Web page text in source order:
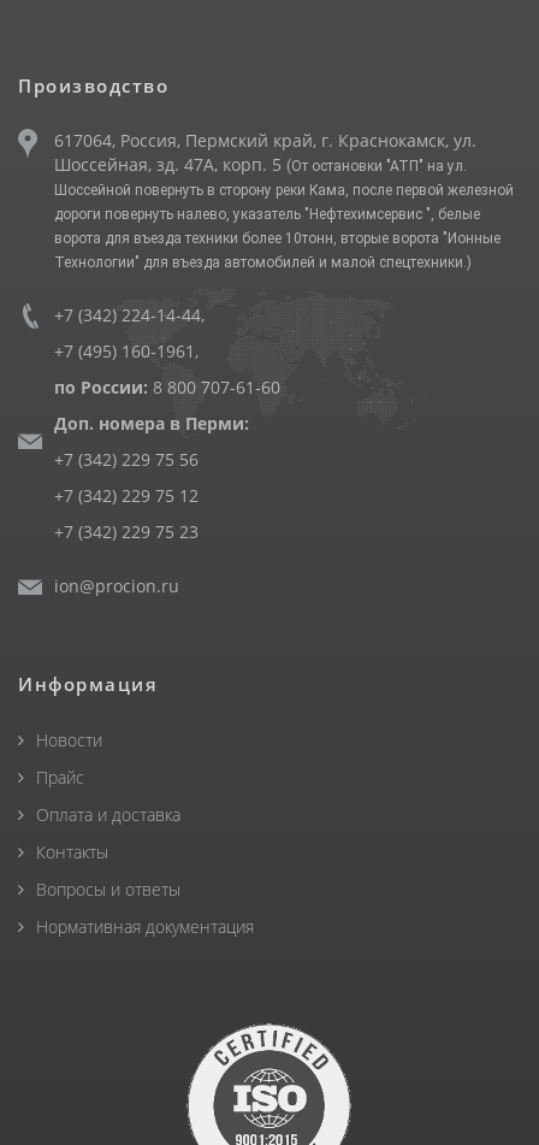
Производство
617064, Россия, Пермский край, г. Краснокамск, ул.
Шоссейная, зд. 47А, корп. 5 (От остановки "АТП" на ул.
Шоссейной повернуть в сторону реки Кама, после первой железной
дороги повернуть налево, указатель "Нефтехимсервис ", белые
ворота для въезда техники более 10тонн, вторые ворота "Ионные
Технологии" для въезда автомобилей и малой спецтехники.)
+7 (342) 224-14-44,
+7 (495) 160-1961 ,
по России: 8 800 707-61-60
Доп. номера в Перми:
+7 (342) 229 75 56
+7 (342) 229 75 12
+7 (342) 229 75 23
ion@procion.ru
Информация
Новости
Прайс
Оплата и доставка
Контакты
Вопросы и ответы
Нормативная документация